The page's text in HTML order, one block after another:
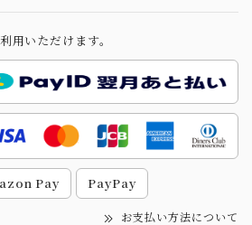
用いただけます。
Pay PayPay
お支払い方法について